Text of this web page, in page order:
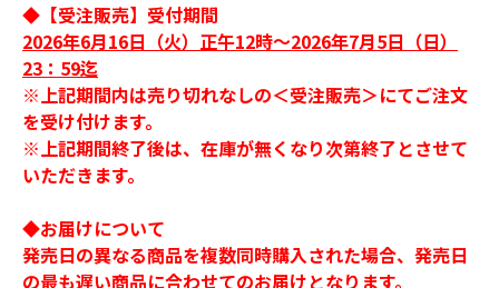
◆【受注販売】受付期間
2026年6月16日（火）正午12時～2026年7月5日（日）
23：59迄
※上記期間内は売り切れなしの＜受注販売＞にてご注文
を受け付けます。
※上記期間終了後は、在庫が無くなり次第終了とさせて
いただきます。
◆お届けについて
発売日の異なる商品を複数同時購入された場合、発売日
の最も遅い商品に合わせてのお届けとなります。